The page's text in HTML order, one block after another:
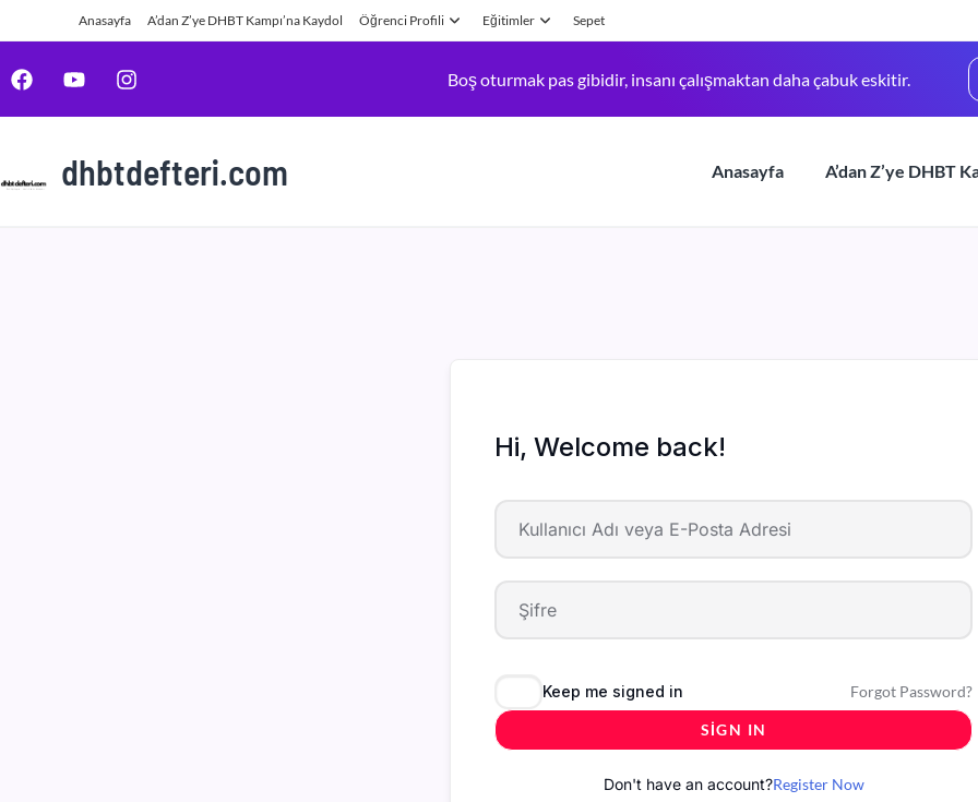
Anasayfa A’dan Z’ye DHBT Kampı’na Kaydol Öğrenci Profili Eğitimler Sepet
Boş oturmak pas gibidir, insanı çalışmaktan daha çabuk eskitir.
dhbtdefteri.com Anasayfa A’dan Z’ye DHBT
Hi, Welcome back!
Keep me signed in Forgot Password?
SIGN IN
Don't have an account?Register Now